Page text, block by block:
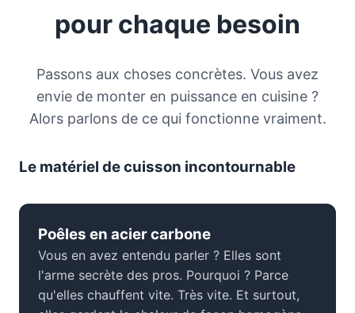
pour chaque besoin
Passons aux choses concrètes. Vous avez
envie de monter en puissance en cuisine ?
Alors parlons de ce qui fonctionne vraiment.
Le matériel de cuisson incontournable
Poêles en acier carbone
Vous en avez entendu parler ? Elles sont
l'arme secrète des pros. Pourquoi ? Parce
qu'elles chauffent vite. Très vite. Et surtout,